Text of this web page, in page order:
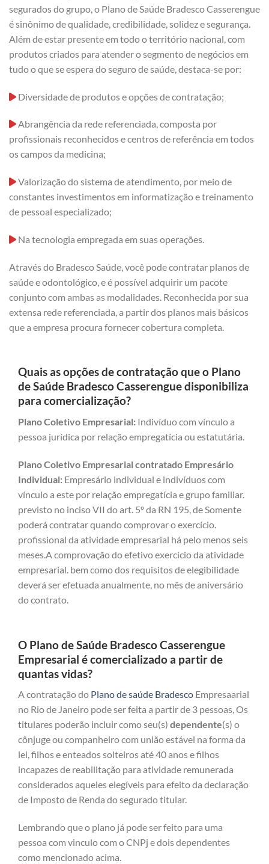
segurados do grupo, o Plano de Saúde Bradesco Casserengue
é sinônimo de qualidade, credibilidade, solidez e segurança.
Além de estar presente em todo o território nacional, com
produtos criados para atender o segmento de negócios em
tudo o que se espera do seguro de saúde, destaca-se por:
Diversidade de produtos e opções de contratação;
Abrangência da rede referenciada, composta por
profissionais reconhecidos e centros de referência em todos
os campos da medicina;
Valorização do sistema de atendimento, por meio de
constantes investimentos em informatização e treinamento
de pessoal especializado;
Na tecnologia empregada em suas operações.
Através do Bradesco Saúde, você pode contratar planos de
saúde e odontológico, e é possível adquirir um pacote
conjunto com ambas as modalidades. Reconhecida por sua
extensa rede referenciada, a partir dos planos mais básicos
que a empresa procura fornecer cobertura completa.
Quais as opções de contratação que o Plano
de Saúde Bradesco Casserengue disponibiliza
para comercialização?
Plano Coletivo Empresarial: Indivíduo com vínculo a
pessoa jurídica por relação empregatícia ou estatutária.
Plano Coletivo Empresarial contratado Empresário
Individual: Empresário individual e indivíduos com
vínculo a este por relação empregatícia e grupo familiar.
previsto no inciso VII do art. 5º da RN 195, de Somente
poderá contratar quando comprovar o exercício.
profissional da atividade empresarial há pelo menos seis
meses.A comprovação do efetivo exercício da atividade
empresarial. bem como dos requisitos de elegibilidade
deverá ser efetuada anualmente, no mês de aniversário
do contrato.
O Plano de Saúde Bradesco Casserengue
Empresarial é comercializado a partir de
quantas vidas?
A contratação do Plano de saúde Bradesco Empresaarial
no Rio de Janeiro pode ser feita a partir de 3 pessoas, Os
titulares poderão incluir como seu(s) dependente(s) o
cônjuge ou companheiro com união estável na forma da
lei, filhos e enteados solteiros até 40 anos e filhos
incapazes de reabilitação para atividade remunerada
considerados aqueles elegíveis para efeito da declaração
de Imposto de Renda do segurado titular.
Lembrando que o plano já pode ser feito para uma
pessoa com vinculo com o CNPj e dois dependentes
como mencionado acima.